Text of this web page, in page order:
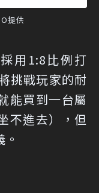
提供
用1:8比例打
挑戰玩家的耐
能買到一台屬
不進去），但